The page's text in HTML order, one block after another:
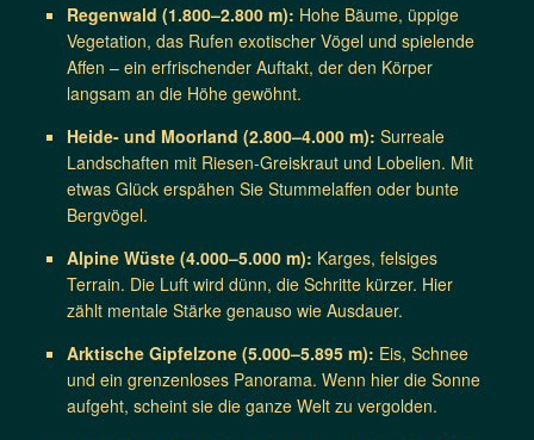
Regenwald (1.800–2.800 m): Hohe Bäume, üppige
Vegetation, das Rufen exotischer Vögel und spielende
Affen – ein erfrischender Auftakt, der den Körper
langsam an die Höhe gewöhnt.
Heide- und Moorland (2.800–4.000 m): Surreale
Landschaften mit Riesen-Greiskraut und Lobelien. Mit
etwas Glück erspähen Sie Stummelaffen oder bunte
Bergvögel.
Alpine Wüste (4.000–5.000 m): Karges, felsiges
Terrain. Die Luft wird dünn, die Schritte kürzer. Hier
zählt mentale Stärke genauso wie Ausdauer.
Arktische Gipfelzone (5.000–5.895 m): Eis, Schnee
und ein grenzenloses Panorama. Wenn hier die Sonne
aufgeht, scheint sie die ganze Welt zu vergolden.